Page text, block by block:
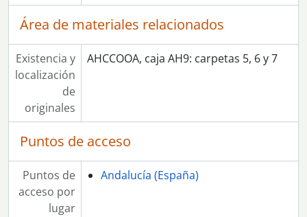
Área de materiales relacionados
Existencia y
localización
de
originales
AHCCOOA, caja AH9: carpetas 5, 6 y 7
Puntos de acceso
Puntos de
acceso por
lugar
Andalucía (España)